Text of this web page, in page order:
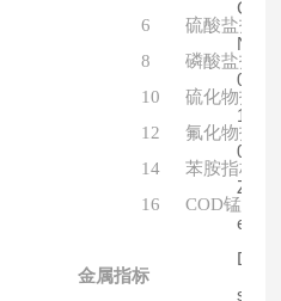
6
硫酸盐指标
8
磷酸盐指标
10
硫化物指标
12
氟化物指标
14
苯胺指标
16 COD锰法(
金属指标